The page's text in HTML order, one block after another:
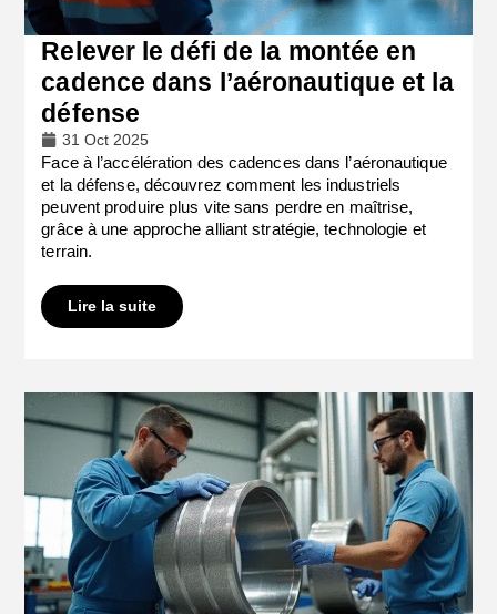
Relever le défi de la montée en
cadence dans l’aéronautique et la
défense
31 Oct 2025
Face à l’accélération des cadences dans l’aéronautique
et la défense, découvrez comment les industriels
peuvent produire plus vite sans perdre en maîtrise,
grâce à une approche alliant stratégie, technologie et
terrain.
Lire la suite